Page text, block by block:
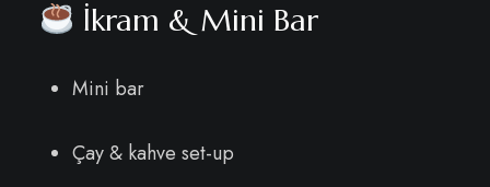
İkram & Mini Bar
Mini bar
Çay & kahve set-up